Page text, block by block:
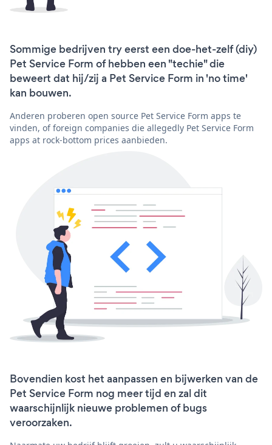
Sommige bedrijven try eerst een doe-het-zelf (diy)
Pet Service Form of hebben een "techie" die
beweert dat hij/zij a Pet Service Form in 'no time'
kan bouwen.
Anderen proberen open source Pet Service Form apps te
vinden, of foreign companies die allegedly Pet Service Form
apps at rock-bottom prices aanbieden.
Bovendien kost het aanpassen en bijwerken van de
Pet Service Form nog meer tijd en zal dit
waarschijnlijk nieuwe problemen of bugs
veroorzaken.